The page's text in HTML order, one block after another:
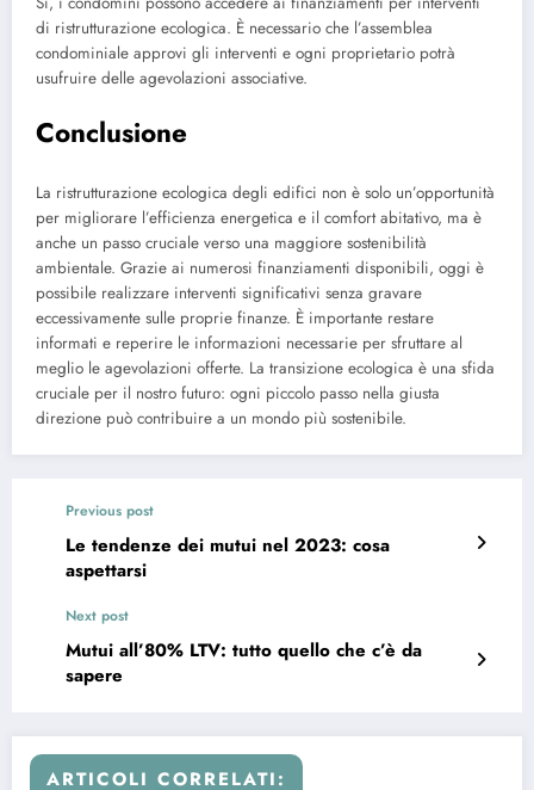
di ristrutturazione ecologica. È necessario che l’assemblea
condominiale approvi gli interventi e ogni proprietario potrà
usufruire delle agevolazioni associative.
Conclusione
La ristrutturazione ecologica degli edifici non è solo un’opportunità
per migliorare l’efficienza energetica e il comfort abitativo, ma è
anche un passo cruciale verso una maggiore sostenibilità
ambientale. Grazie ai numerosi finanziamenti disponibili, oggi è
possibile realizzare interventi significativi senza gravare
eccessivamente sulle proprie finanze. È importante restare
informati e reperire le informazioni necessarie per sfruttare al
meglio le agevolazioni offerte. La transizione ecologica è una sfida
cruciale per il nostro futuro: ogni piccolo passo nella giusta
direzione può contribuire a un mondo più sostenibile.
Previous post
Le tendenze dei mutui nel 2023: cosa
aspettarsi
Next post
Mutui all’80% LTV: tutto quello che c’è da
sapere
ARTICOLI CORRELATI: